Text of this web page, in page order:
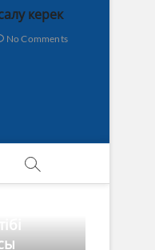
керек
No Comments